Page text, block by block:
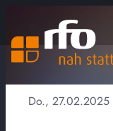
Do., 27.02.2025